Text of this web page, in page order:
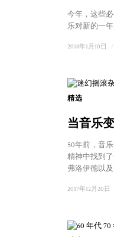
今年，这些必
乐对新的一
2018年1月10日
精选
当音乐
50年前，音
精神中找到了
弗洛伊德以
2017年12月20日